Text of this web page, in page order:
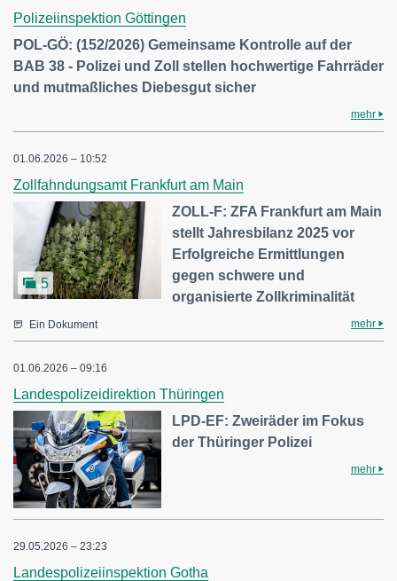
Polizeiinspektion Göttingen
POL-GÖ: (152/2026) Gemeinsame Kontrolle auf der
BAB 38 - Polizei und Zoll stellen hochwertige Fahrräder
und mutmaßliches Diebesgut sicher
mehr
01.06.2026 – 10:52
Zollfahndungsamt Frankfurt am Main
5
ZOLL-F: ZFA Frankfurt am Main
stellt Jahresbilanz 2025 vor
Erfolgreiche Ermittlungen
gegen schwere und
organisierte Zollkriminalität
Ein Dokument mehr
01.06.2026 – 09:16
Landespolizeidirektion Thüringen
LPD-EF: Zweiräder im Fokus
der Thüringer Polizei
mehr
29.05.2026 – 23:23
Landespolizeiinspektion Gotha